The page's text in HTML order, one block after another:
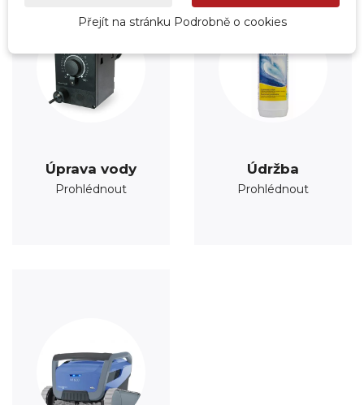
Úprava vody
Prohlédnout
Údržba
Prohlédnout
Přejít na stránku Podrobně o cookies